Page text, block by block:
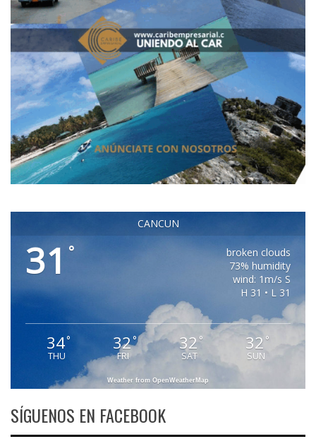
CANCUN
31 °
broken clouds
73% humidity
wind: 1m/s S
H 31 • L 31
34°
THU
32°
FRI
32 °
SAT
32 °
SUN
Weather from OpenWeatherMap
SÍGUENOS EN FACEBOOK